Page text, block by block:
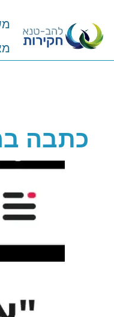
כתבה ברשת 13 נתי להב על